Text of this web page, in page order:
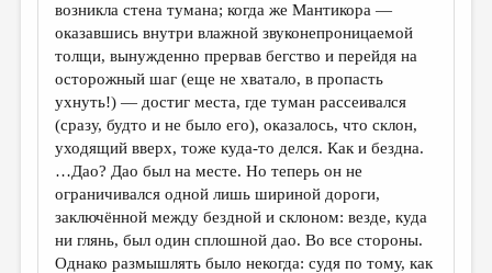
ПУБЛИЦИСТИКА
РЕЦЕНЗИРОВАНИЕ
ЦИКЛЫ ПУБЛИКАЦИЙ
ТРЕДИАКОВСКИЙ
МЕДИА
ВКОНТАКТЕ
возникла стена тумана; когда же Мантикора —
оказавшись внутри влажной звуконепроницаемой
толщи, вынужденно прервав бегство и перейдя на
осторожный шаг (еще не хватало, в пропасть
ухнуть!) — достиг места, где туман рассеивался
(сразу, будто и не было его), оказалось, что склон,
уходящий вверх, тоже куда-то делся. Как и бездна.
…Дао? Дао был на месте. Но теперь он не
ограничивался одной лишь шириной дороги,
заключённой между бездной и склоном: везде, куда
ни глянь, был один сплошной дао. Во все стороны.
Однако размышлять было некогда: судя по тому, как